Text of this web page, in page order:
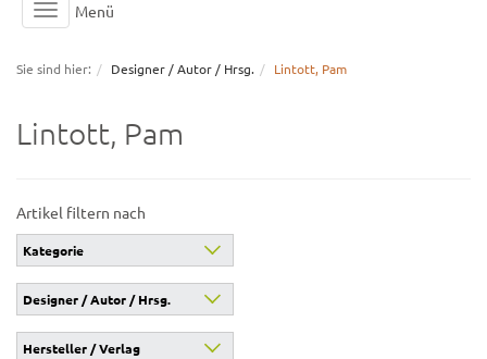
Toggle
navigation
Menü
Sie sind hier: Designer / Autor / Hrsg. Lintott, Pam
Lintott, Pam
Artikel filtern nach
Kategorie
Designer / Autor / Hrsg.
Hersteller / Verlag